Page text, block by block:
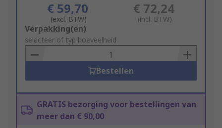
€ 59,70
(excl. BTW)
€ 72,24
(incl. BTW)
Add
to
Basket
Verpakking(en)
selecteer of typ hoeveelheid
Bestellen
GRATIS bezorging voor bestellingen van
meer dan € 90,00